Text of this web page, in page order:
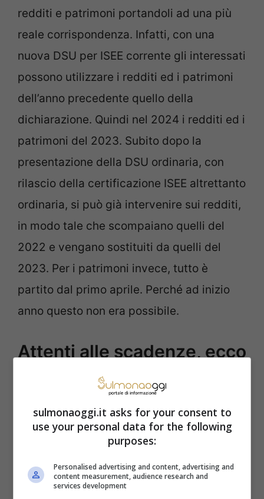
redditi e patrimoni portandoli ad una più
reale corrispondenza. Infatti, con una
nuova DSU per ISEE corrente gli interessati
possono utilizzare i redditi ed i patrimoni
dell’anno precedente quello della
dichiarazione. Quindi nel 2024 i redditi ed i
patrimoni del 2023. Subito dopo la
presentazione della DSU ordinaria, con
rilascio della certificazione ISEE altrettanto
ordinaria, si può già intervenire sui redditi,
in modo tale che scompaiano quelli del
2022 e vengano sostituiti da quelli del
2023. Per i patrimoni invece, tutto è
partito dal primo aprile. Perché ad inizio
anno questo non era possibile.
Attenti alle scadenze, ecco
come evitare di perdere
l’ADI per colpa dell’ISEE
corrente
La disciplina dell’ISEE corrente permette
l’aggiornamento dei dati reddituali dal 1°
sulmonaoggi.it asks for your consent to
use your personal data for the following
purposes:
Personalised advertising and content, advertising and
content measurement, audience research and
services development